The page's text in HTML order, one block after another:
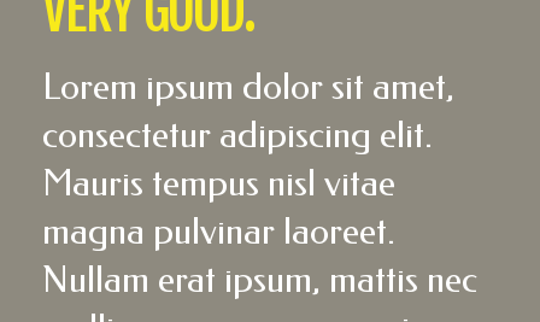
Lorem ipsum dolor sit amet,
consectetur adipiscing elit.
Mauris tempus nisl vitae
magna pulvinar laoreet.
Nullam erat ipsum, mattis nec